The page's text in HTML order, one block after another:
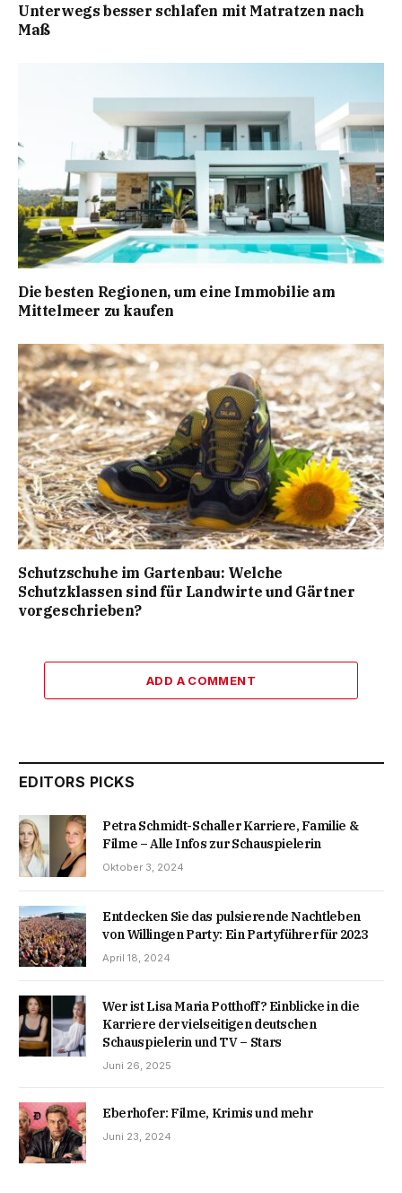
Unterwegs besser schlafen mit Matratzen nach
Maß
Die besten Regionen, um eine Immobilie am
Mittelmeer zu kaufen
Schutzschuhe im Gartenbau: Welche
Schutzklassen sind für Landwirte und Gärtner
vorgeschrieben?
ADD A COMMENT
EDITORS PICKS
Petra Schmidt-Schaller Karriere, Familie &
Filme – Alle Infos zur Schauspielerin
Oktober 3, 2024
Entdecken Sie das pulsierende Nachtleben
von Willingen Party: Ein Partyführer für 2023
April 18, 2024
Wer ist Lisa Maria Potthoff? Einblicke in die
Karriere der vielseitigen deutschen
Schauspielerin und TV – Stars
Juni 26, 2025
Eberhofer: Filme, Krimis und mehr
Juni 23, 2024